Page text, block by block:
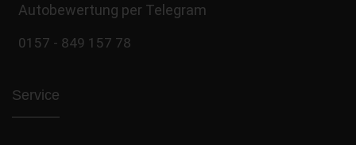
Autobewertung per Telegram
0157 - 849 157 78
Service